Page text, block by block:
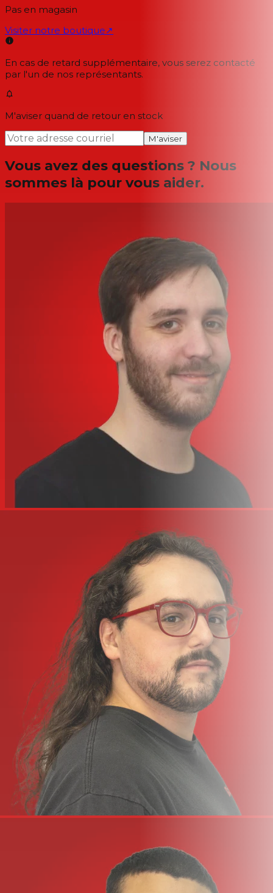
Pas en magasin
Visiter notre boutique↗
En cas de retard supplémentaire, vous serez contacté
par l'un de nos représentants.
M'aviser quand de retour en stock
M'aviser
Vous avez des questions ? Nous
sommes là pour vous aider.